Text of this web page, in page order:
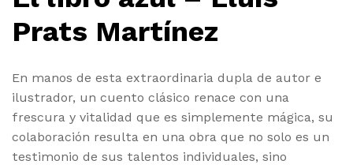
Prats Martínez
En manos de esta extraordinaria dupla de autor e
ilustrador, un cuento clásico renace con una
frescura y vitalidad que es simplemente mágica, su
colaboración resulta en una obra que no solo es un
testimonio de sus talentos individuales, sino